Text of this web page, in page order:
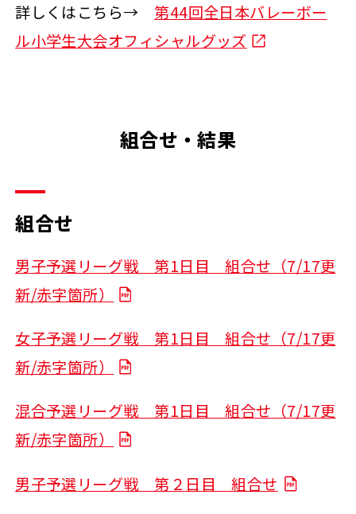
詳しくはこちら→ 第44回全日本バレーボー
ル小学生大会オフィシャルグッズ
組合せ・結果
組合せ
男子予選リーグ戦 第1日目 組合せ（7/17更
新/赤字箇所）
女子予選リーグ戦 第1日目 組合せ（7/17更
新/赤字箇所）
混合予選リーグ戦 第1日目 組合せ（7/17更
新/赤字箇所）
男子予選リーグ戦 第２日目 組合せ